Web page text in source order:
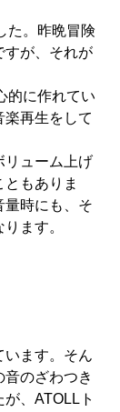
た。昨晩冒険
すが、それが
的に作れてい
再生をして
リューム上げ
もありま
量時にも、そ
ます。
います。そん
のざわつき
、ATOLLト